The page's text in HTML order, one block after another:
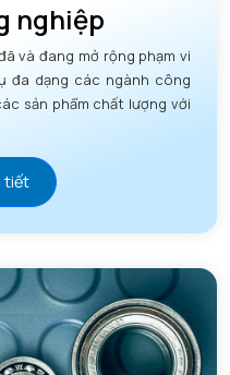
nghiệp
và đang mở rộng phạm vi
dạng các ngành công
sản phẩm chất lượng với
tiết